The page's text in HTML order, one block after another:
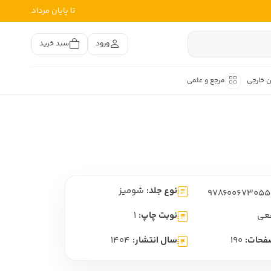
تا پایان مرداد
ورود سبد خرید
خارجی مرجع و علمی
فارسی
متون کهن
نوع جلد: شومیز
نوبت چاپ: 1
190 سال انتشار: 1404